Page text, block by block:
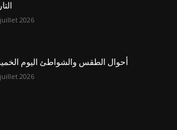
2026
أحوال الطقس والشواطئ اليوم
2026